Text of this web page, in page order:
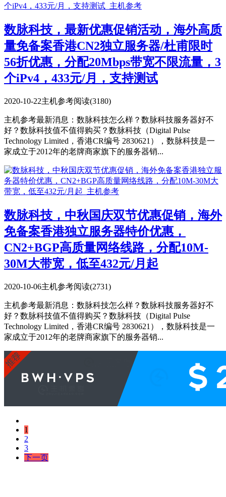
数脉科技，最新优惠促销活动，海外高质
量免备案香港CN2独立服务器/杜甫限时
56折优惠，分配20Mbps带宽不限流量，3
个iPv4，433元/月，支持测试
2020-10-22主机参考阅读(3180)
主机参考最新消息：数脉科技怎么样？数脉科技服务器好不
好？数脉科技值不值得购买？数脉科技（Digital Pulse
Technology Limited，香港CR编号 2830621），数脉科技是一
家成立于2012年的老牌商家旗下的服务器销...
数脉科技，中秋国庆双节优惠促销，海外
免备案香港独立服务器特价优惠，
CN2+BGP高质量网络线路，分配10M-
30M大带宽，低至432元/月起
2020-10-06主机参考阅读(2731)
主机参考最新消息：数脉科技怎么样？数脉科技服务器好不
好？数脉科技值不值得购买？数脉科技（Digital Pulse
Technology Limited，香港CR编号 2830621），数脉科技是一
家成立于2012年的老牌商家旗下的服务器销...
1
2
3
下一页